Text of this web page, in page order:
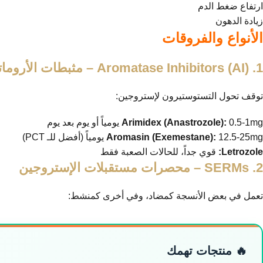
ارتفاع ضغط الدم
زيادة الدهون
الأنواع والفروقات
1. Aromatase Inhibitors (AI) – مثبطات الأروماتاز
توقف تحول التستوستيرون لإستروجين:
Arimidex (Anastrozole): 0.5-1mg يومياً أو يوم بعد يوم
Aromasin (Exemestane): 12.5-25mg يومياً (أفضل للـ PCT)
Letrozole:
قوي جداً، للحالات الصعبة فقط
2. SERMs – محصرات مستقبلات الإستروجين
تعمل في بعض الأنسجة كمضاد، وفي أخرى كمنشط:
🔥 منتجات تهمك